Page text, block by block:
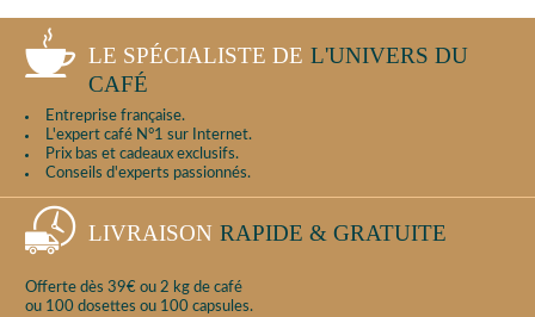
LE SPÉCIALISTE DE L'UNIVERS DU
CAFÉ
Entreprise française.
L'expert café N°1 sur Internet.
Prix bas et cadeaux exclusifs.
Conseils d'experts passionnés.
LIVRAISON RAPIDE & GRATUITE
Offerte dès 39€ ou 2 kg de café
ou 100 dosettes ou 100 capsules.